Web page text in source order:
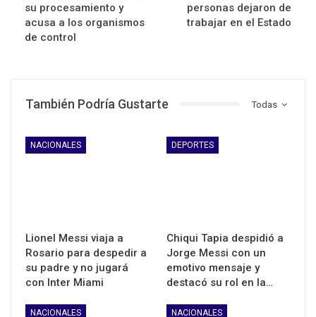
su procesamiento y
acusa a los organismos
de control
personas dejaron de
trabajar en el Estado
Todas
También Podría Gustarte
NACIONALES
Lionel Messi viaja a
Rosario para despedir a
su padre y no jugará
con Inter Miami
DEPORTES
Chiqui Tapia despidió a
Jorge Messi con un
emotivo mensaje y
destacó su rol en la…
NACIONALES NACIONALES